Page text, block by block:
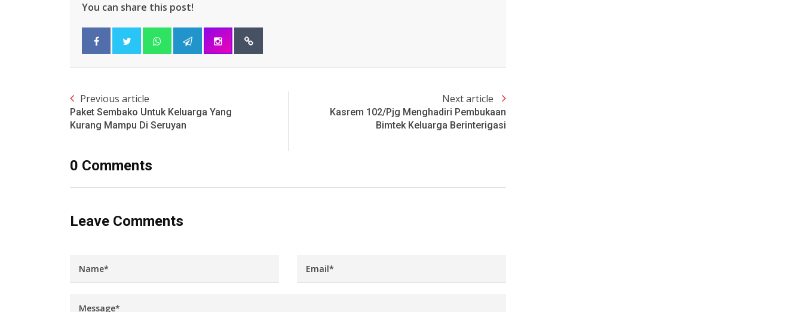
You can share this post!
Previous article
Paket Sembako Untuk Keluarga Yang
Kurang Mampu Di Seruyan
Next article
Kasrem 102/Pjg Menghadiri Pembukaan
Bimtek Keluarga Berinterigasi
0 Comments
Leave Comments